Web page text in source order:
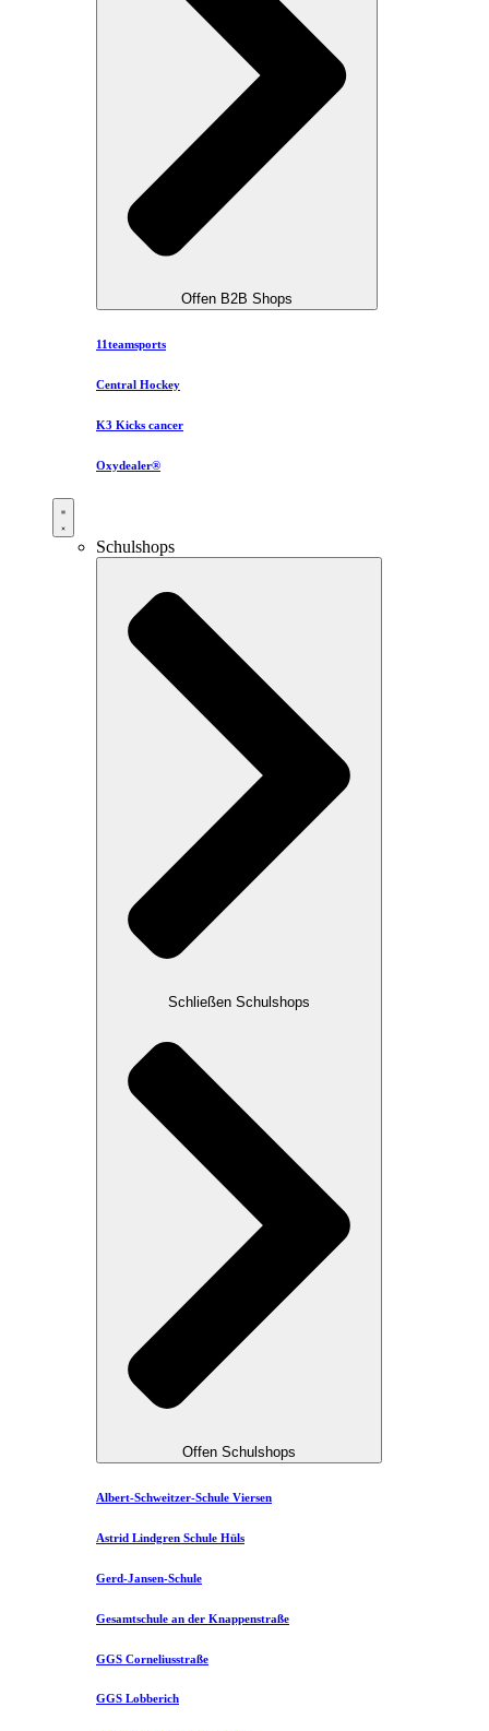
Offen B2B Shops
11teamsports
Central Hockey
K3 Kicks cancer
Oxydealer®
Schulshops
Schließen Schulshops
Offen Schulshops
Albert-Schweitzer-Schule Viersen
Astrid Lindgren Schule Hüls
Gerd-Jansen-Schule
Gesamtschule an der Knappenstraße
GGS Corneliusstraße
GGS Lobberich